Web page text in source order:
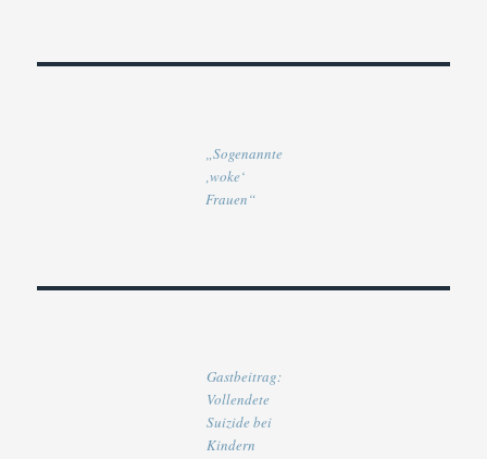
„Sogenannte
‚woke‘
Frauen“
Gastbeitrag:
Vollendete
Suizide bei
Kindern